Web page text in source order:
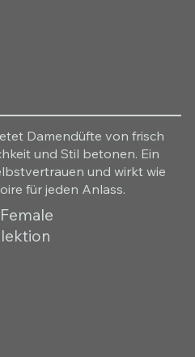
Damendüfte von frisch
und Stil betonen. Ein
und wirkt wie
für jeden Anlass.